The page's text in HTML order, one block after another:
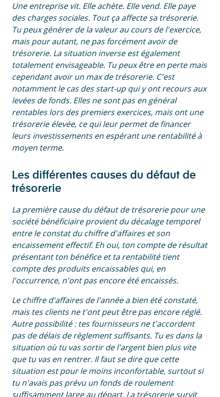
Une entreprise vit. Elle achète. Elle vend. Elle paye
des charges sociales. Tout ça affecte sa trésorerie.
Tu peux générer de la valeur au cours de l'exercice,
mais pour autant, ne pas forcément avoir de
trésorerie. La situation inverse est également
totalement envisageable. Tu peux être en perte mais
cependant avoir un max de trésorerie. C'est
notamment le cas des start-up qui y ont recours aux
levées de fonds. Elles ne sont pas en général
rentables lors des premiers exercices, mais ont une
trésorerie élevée, ce qui leur permet de financer
leurs investissements en espérant une rentabilité à
moyen terme.
Les différentes causes du défaut de
trésorerie
La première cause du défaut de trésorerie pour une
société bénéficiaire provient du décalage temporel
entre le constat du chiffre d'affaires et son
encaissement effectif. Eh oui, ton compte de résultat
présentant ton bénéfice et ta rentabilité tient
compte des produits encaissables qui, en
l'occurrence, n'ont pas encore été encaissés.
Le chiffre d'affaires de l'année a bien été constaté,
mais tes clients ne t'ont peut être pas encore réglé.
Autre possibilité : tes fournisseurs ne t'accordent
pas de délais de règlement suffisants. Tu es dans la
situation où tu vas sortir de l'argent bien plus vite
que tu vas en rentrer. Il faut se dire que cette
situation est pour le moins inconfortable, surtout si
tu n'avais pas prévu un fonds de roulement
suffisamment large au départ. La trésorerie survit